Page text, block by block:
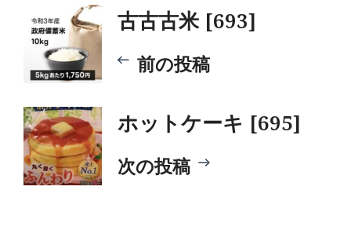
投
稿
ナ
ビ
古古古米 [693]
前の投稿
ホットケーキ [695]
次の投稿